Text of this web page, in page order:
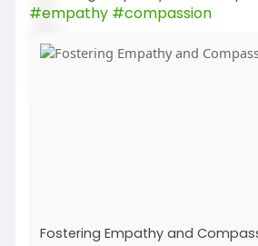
#empathy #compassion
Fostering Empathy and